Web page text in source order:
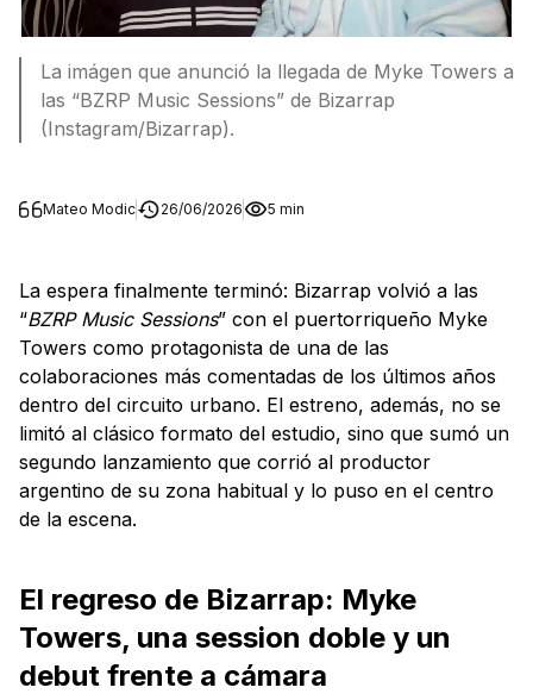
La imágen que anunció la llegada de Myke Towers a
las “BZRP Music Sessions” de Bizarrap
(Instagram/Bizarrap).
Mateo Modic 26/06/2026 5 min
La espera finalmente terminó: Bizarrap volvió a las
“BZRP Music Sessions” con el puertorriqueño Myke
Towers como protagonista de una de las
colaboraciones más comentadas de los últimos años
dentro del circuito urbano. El estreno, además, no se
limitó al clásico formato del estudio, sino que sumó un
segundo lanzamiento que corrió al productor
argentino de su zona habitual y lo puso en el centro
de la escena.
El regreso de Bizarrap: Myke
Towers, una session doble y un
debut frente a cámara